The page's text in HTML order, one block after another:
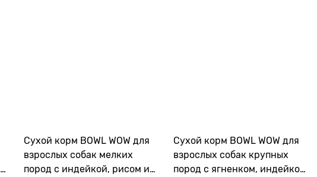
Сухой корм BOWL WOW для
взрослых собак мелких
пород с индейкой, рисом и
Сухой корм BOWL WOW для
взрослых собак крупных
пород с ягненком, индейкой,